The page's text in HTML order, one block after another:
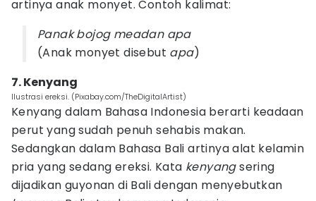
artinya anak monyet. Contoh kalimat:
Panak bojog meadan apa
(Anak monyet disebut apa)
7. Kenyang
Ilustrasi ereksi. (Pixabay.com/TheDigitalArtist)
Kenyang dalam Bahasa Indonesia berarti keadaan
perut yang sudah penuh sehabis makan.
Sedangkan dalam Bahasa Bali artinya alat kelamin
pria yang sedang ereksi. Kata kenyangsering
dijadikan guyonan di Bali dengan menyebutkan